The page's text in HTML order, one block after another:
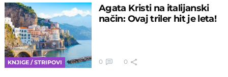
KNJIGE / STRIPOVI
Agata Kristi na italijanski
način: Ovaj triler hit je leta!
0 0